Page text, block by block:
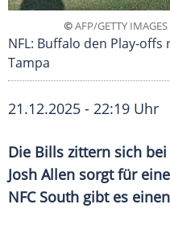
©AFP/GETTY
NFL: Buffalo den Play-
Tampa
21.12.2025 - 22:19 Uhr
Die Bills zittern sich
Josh Allen sorgt für
NFC South gibt es